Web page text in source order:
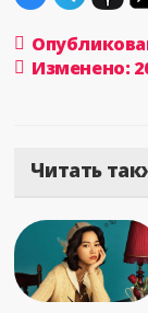
Изменено:
Читать